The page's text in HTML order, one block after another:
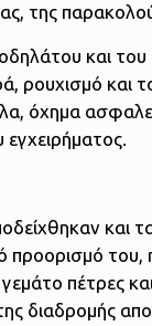
της
και
ρουχισμό και
όχημα
προορισμό
πέτρες
διαδρομής